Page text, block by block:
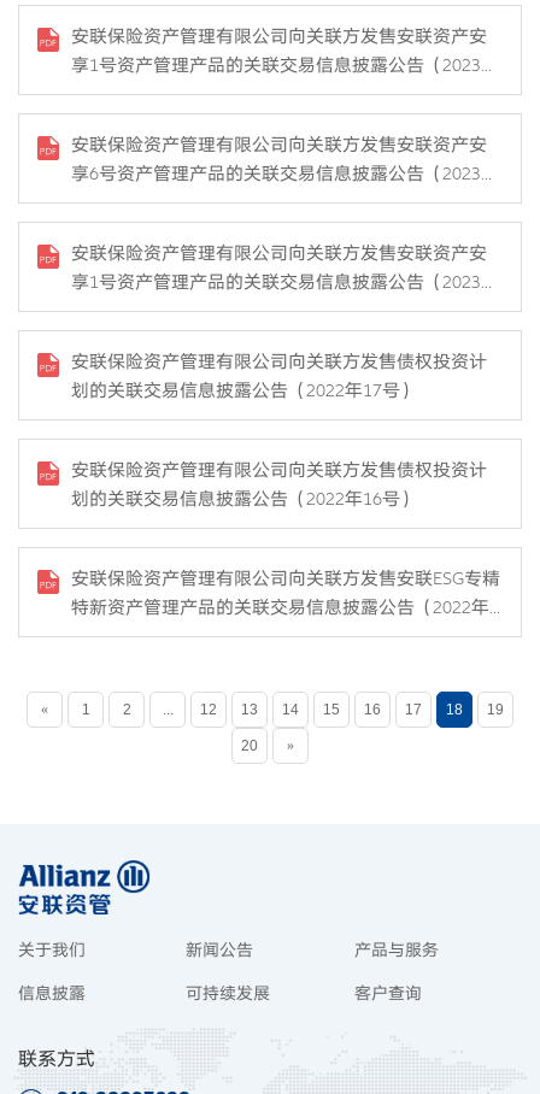
安联保险资产管理有限公司向关联方发售安联资产安
享1号资产管理产品的关联交易信息披露公告（2023年
4号）
安联保险资产管理有限公司向关联方发售安联资产安
享6号资产管理产品的关联交易信息披露公告（2023年
2号）
安联保险资产管理有限公司向关联方发售安联资产安
享1号资产管理产品的关联交易信息披露公告（2023年
1号）
安联保险资产管理有限公司向关联方发售债权投资计
划的关联交易信息披露公告（2022年17号）
安联保险资产管理有限公司向关联方发售债权投资计
划的关联交易信息披露公告（2022年16号）
安联保险资产管理有限公司向关联方发售安联ESG专精
特新资产管理产品的关联交易信息披露公告（2022年
15号）
« 1 2 ... 12 13 14 15 16 17 18 19
20 »
关于我们 新闻公告 产品与服务
信息披露 可持续发展 客户查询
联系方式